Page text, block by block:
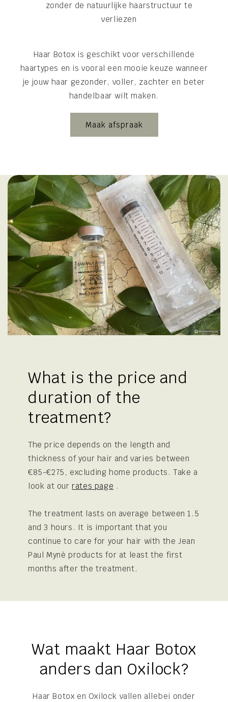
zonder de natuurlijke haarstructuur te
verliezen
Haar Botox is geschikt voor verschillende
haartypes en is vooral een mooie keuze wanneer
je jouw haar gezonder, voller, zachter en beter
handelbaar wilt maken.
Maak afspraak
What is the price and
duration of the
treatment?
The price depends on the length and
thickness of your hair and varies between
€85-€275, excluding home products. Take a
look at our rates page .
The treatment lasts on average between 1.5
and 3 hours. It is important that you
continue to care for your hair with the Jean
Paul Mynè products for at least the first
months after the treatment.
Wat maakt Haar Botox
anders dan Oxilock?
Haar Botox en Oxilock vallen allebei onder